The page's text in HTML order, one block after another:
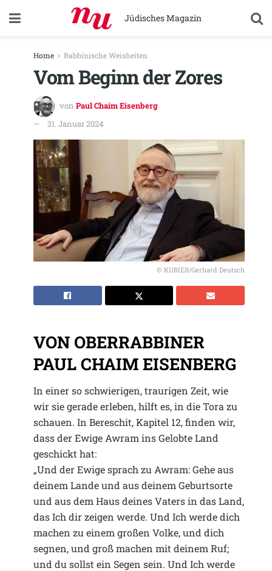
Jüdisches Magazin
Home Rabbinische Weisheiten
Vom Beginn der Zores
von Paul Chaim Eisenberg
31. Januar 2024
© KURIER/Gerhard Deutsch
VON OBERRABBINER
PAUL CHAIM EISENBERG
In einer so schwierigen, traurigen Zeit, wie
wir sie gerade erleben, hilft es, in die Tora zu
schauen. In Bereschit, Kapitel 12, finden wir,
dass der Ewige Awram ins Gelobte Land
geschickt hat:
„Und der Ewige sprach zu Awram: Gehe aus
deinem Lande und aus deinem Geburtsorte
und aus dem Haus deines Vaters in das Land,
das Ich dir zeigen werde. Und Ich werde dich
machen zu einem großen Volke, und dich
segnen, und groß machen mit deinem Ruf;
und du sollst ein Segen sein. Und Ich werde